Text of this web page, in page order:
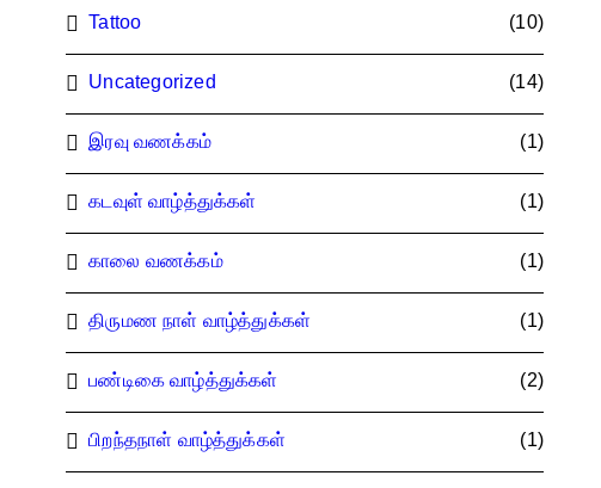
Tattoo (10)
Uncategorized (14)
இரவு வணக்கம் (1)
கடவுள் வாழ்த்துக்கள் (1)
காலை வணக்கம் (1)
திருமண நாள் வாழ்த்துக்கள் (1)
பண்டிகை வாழ்த்துக்கள் (2)
பிறந்தநாள் வாழ்த்துக்கள் (1)